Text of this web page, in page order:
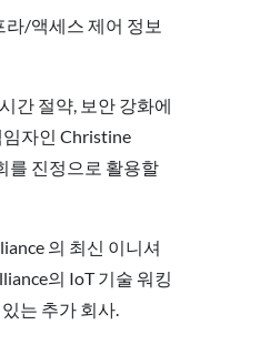
/액세스 제어 정보
간 절약, 보안 강화에
임자인 Christine
를 진정으로 활용할
의 최신 이니셔
의 IoT 기술 워킹
는 추가 회사.